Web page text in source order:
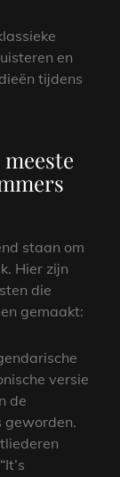
en
tijdens
staan om
Hier zijn
die
gemaakt:
versie
de
geworden.